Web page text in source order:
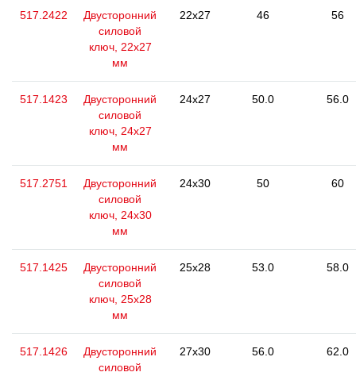
517.2422
Двусторонний
силовой
ключ, 22x27
мм
22x27 46 56
517.1423
Двусторонний
силовой
ключ, 24x27
мм
24x27 50.0 56.0
517.2751
Двусторонний
силовой
ключ, 24x30
мм
24x30 50 60
517.1425
Двусторонний
силовой
ключ, 25x28
мм
25x28 53.0 58.0
517.1426
Двусторонний
силовой
27x30 56.0 62.0